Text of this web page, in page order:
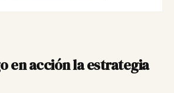
en acción la estrategia